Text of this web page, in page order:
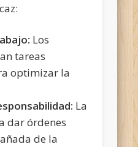
Los
tareas
optimizar la
La
dar órdenes
de la